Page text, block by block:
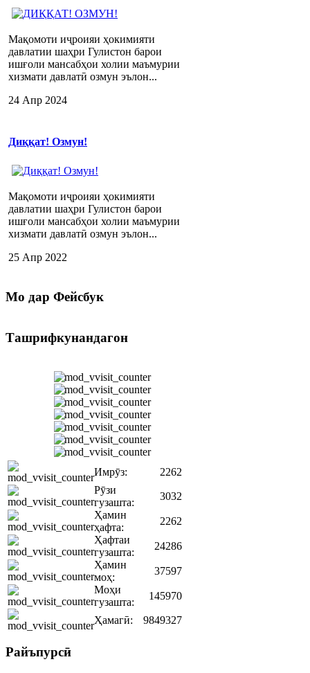
Мақомоти иҷроияи ҳокимияти
давлатии шаҳри Гулистон барои
ишғоли мансабҳои холии маъмурии
хизмати давлатӣ озмун эълон...
24 Апр 2024
Диққат! Озмун!
Мақомоти иҷроияи ҳокимияти
давлатии шаҳри Гулистон барои
ишғоли мансабҳои холии маъмурии
хизмати давлатӣ озмун эълон...
25 Апр 2022
Мо дар Фейсбук
Ташрифкунандагон
Имрӯз:
2262
Рӯзи
гузашта:
3032
Ҳамин
ҳафта:
2262
Ҳафтаи
гузашта:
24286
Ҳамин
моҳ:
37597
Моҳи
гузашта:
145970
Ҳамагӣ: 9849327
Райъпурсӣ